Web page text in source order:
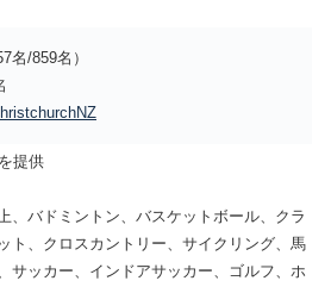
名/859名）
提供
、バドミントン、バスケットボール、クラ
ト、クロスカントリー、サイクリング、馬
サッカー、インドアサッカー、ゴルフ、ホ